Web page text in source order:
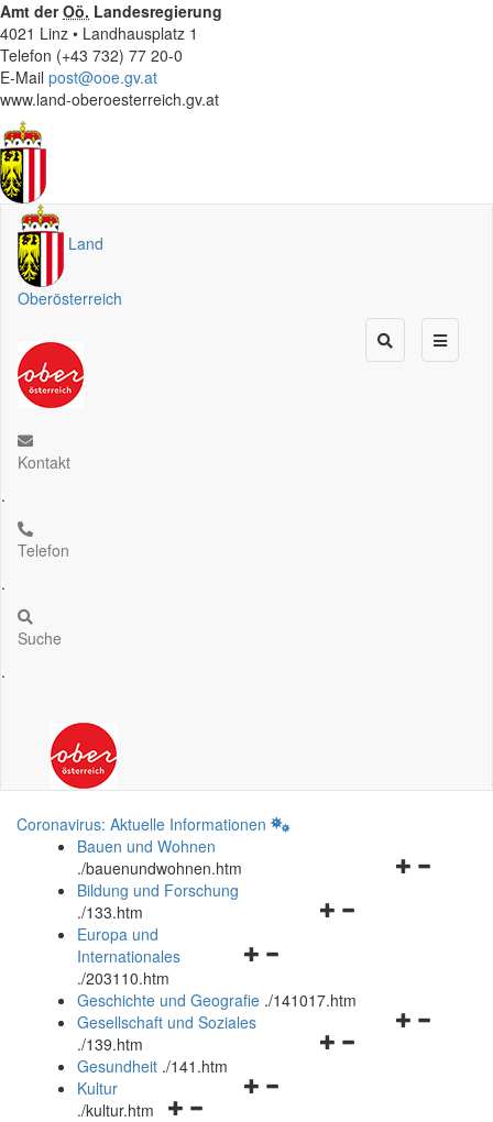
Amt derOö. Landesregierung
4021 Linz • Landhausplatz 1
Telefon (+43 732) 77 20-0
E-Mail post@ooe.gv.at
www.land-oberoesterreich.gv.at
Land
Oberösterreich
Kontakt
.
Telefon
.
Suche
.
Coronavirus: Aktuelle Informationen
Bauen und Wohnen
./bauenundwohnen.htm
Navigationsmenü
Bildung und Forschung
./133.htm
Navigationsmenü
und
schließen
Europa und
Internationales
./203110.htm
Geschichte und Geografie ./141017.htm
Navigationsmenü
Gesellschaft und Soziales
./139.htm
Navigationsmenü
Gesundheit ./141.htm
Navigationsmenü
Kultur
./kultur.htm